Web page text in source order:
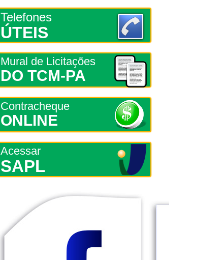
Telefones
ÚTEIS
Mural de Licitações
DO TCM-PA
Contracheque
ONLINE
Acessar
SAPL